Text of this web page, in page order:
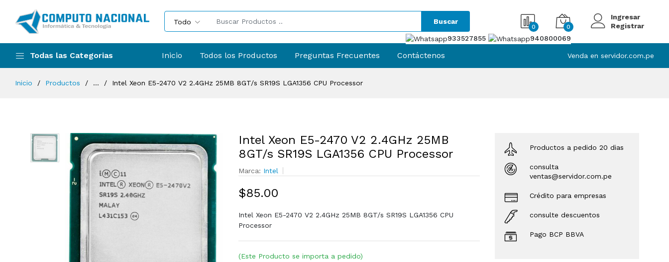
Todo Buscar
0 0
Ingresar
Registrar
933527855
940800069
Todas las Categorias Inicio Todos los Productos Preguntas Frecuentes Contáctenos Venda en servidor.com.pe
Inicio Productos ... Intel Xeon E5-2470 V2 2.4GHz 25MB 8GT/s SR19S LGA1356 CPU Processor
Intel Xeon E5-2470 V2 2.4GHz 25MB
8GT/s SR19S LGA1356 CPU Processor
Marca: Intel
$85.00
Intel Xeon E5-2470 V2 2.4GHz 25MB 8GT/s SR19S LGA1356 CPU
Processor
(Este Producto se importa a pedido)
Productos a pedido 20 dias
consulta
ventas@servidor.com.pe
Crédito para empresas
consulte descuentos
Pago BCP BBVA